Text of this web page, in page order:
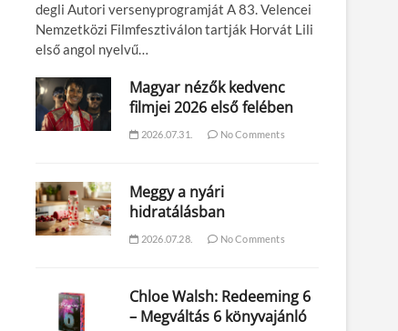
degli Autori versenyprogramját A 83. Velencei
Nemzetközi Filmfesztiválon tartják Horvát Lili
első angol nyelvű…
Magyar nézők kedvenc
filmjei 2026 első felében
2026.07.31. No Comments
Meggy a nyári
hidratálásban
2026.07.28. No Comments
Chloe Walsh: Redeeming 6
– Megváltás 6 könyvajánló